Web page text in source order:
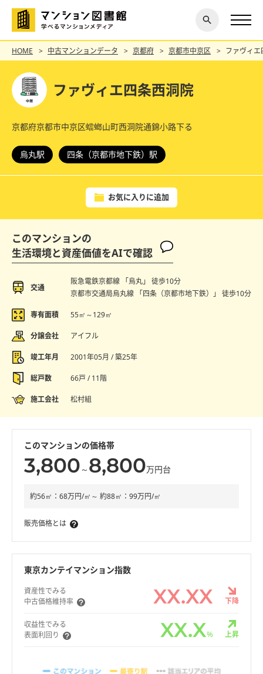
探す
閉じ
る
HOME 中古マンションデータ 京都府 京都市中京区 ファヴィ
ファヴィエ四条西洞院
京都府京都市中京区蟷螂山町西洞院通錦小路下る
烏丸駅 四条（京都市地下鉄）駅
お気に入りに追加
このマンションの
生活環境と資産価値をAIで確認
交通
阪急電鉄京都線 「烏丸」 徒歩10分
京都市交通局烏丸線 「四条（京都市地下鉄）」 徒歩10分
専有面積 55㎡～129㎡
分譲会社 アイフル
竣工年月 2001年05月 / 築25年
総戸数 66戸 / 11階
施工会社 松村組
このマンションの価格帯
3,800 ～ 8,800万円台
約56㎡：68万円/㎡～ 約88㎡：99万円/㎡
販売価格とは
東京カンテイマンション指数
資産性でみる
中古価格維持率
XX.XX 下降
収益性でみる
表面利回り
XX.X% 上昇